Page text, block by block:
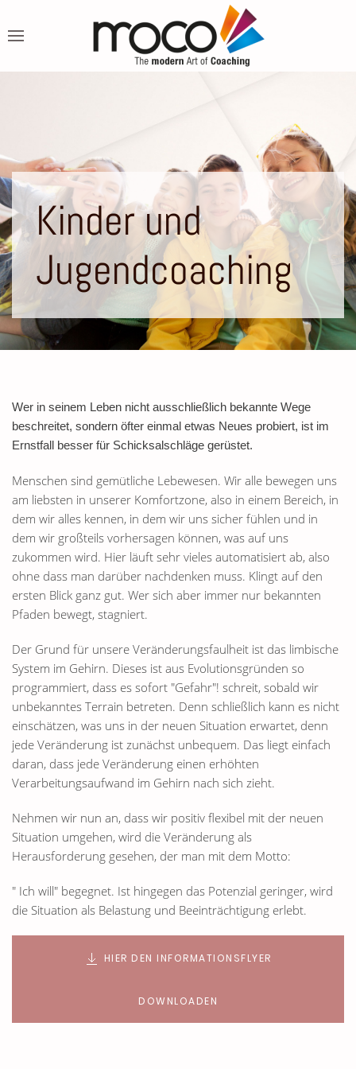
Kinder und
Jugendcoaching
Wer in seinem Leben nicht ausschließlich bekannte Wege
beschreitet, sondern öfter einmal etwas Neues probiert, ist im
Ernstfall besser für Schicksalschläge gerüstet.
Menschen sind gemütliche Lebewesen. Wir alle bewegen uns
am liebsten in unserer Komfortzone, also in einem Bereich, in
dem wir alles kennen, in dem wir uns sicher fühlen und in
dem wir großteils vorhersagen können, was auf uns
zukommen wird. Hier läuft sehr vieles automatisiert ab, also
ohne dass man darüber nachdenken muss. Klingt auf den
ersten Blick ganz gut. Wer sich aber immer nur bekannten
Pfaden bewegt, stagniert.
Der Grund für unsere Veränderungsfaulheit ist das limbische
System im Gehirn. Dieses ist aus Evolutionsgründen so
programmiert, dass es sofort "Gefahr"! schreit, sobald wir
unbekanntes Terrain betreten. Denn schließlich kann es nicht
einschätzen, was uns in der neuen Situation erwartet, denn
jede Veränderung ist zunächst unbequem. Das liegt einfach
daran, dass jede Veränderung einen erhöhten
Verarbeitungsaufwand im Gehirn nach sich zieht.
Nehmen wir nun an, dass wir positiv flexibel mit der neuen
Situation umgehen, wird die Veränderung als
Herausforderung gesehen, der man mit dem Motto:
" Ich will" begegnet. Ist hingegen das Potenzial geringer, wird
die Situation als Belastung und Beeinträchtigung erlebt.
HIER DEN INFORMATIONSFLYER
DOWNLOADEN